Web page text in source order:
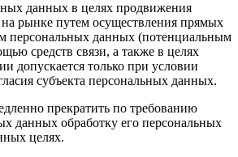
данных в целях продвижения
на рынке путем осуществления прямых
персональных данных (потенциальным
средств связи, а также в целях
допускается только при условии
субъекта персональных данных.
прекратить по требованию
данных обработку его персональных
целях.